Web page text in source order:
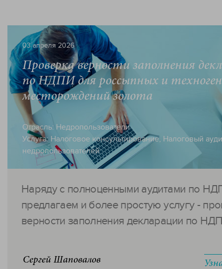
03 апреля 2026
Проверка верности заполнения
по НДПИ для россыпных и
месторождений золота
Отрасль: Недропользователи
Услуга: Налоговое консультирование, Налоговый
недропользователей
Наряду с полноценными аудитами по
предлагаем и более простую услугу -
верности заполнения декларации по
Сергей Шаповалов